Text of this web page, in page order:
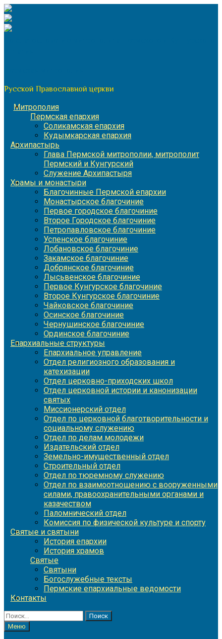
Перейти
к
содержимому
Русской Православной церкви
Митрополия
Пермская епархия
Соликамская епархия
Кудымкарская епархия
Архипастырь
Глава Пермской митрополии, митрополит
Пермский и Кунгурский
Служение Архипастыря
Храмы и монастыри
Благочинные Пермской епархии
Монастырское благочиние
Первое городское благочиние
Второе Городское благочиние
Петропавловское благочиние
Успенское благочиние
Лобановское благочиние
Закамское благочиние
Добрянское благочиние
Лысьвенское благочиние
Первое Кунгурское благочиние
Второе Кунгурское благочиние
Чайковское благочиние
Осинское благочиние
Чернушинское благочиние
Ординское благочиние
Епархиальные структуры
Епархиальное управление
Отдел религиозного образования и
катехизации
Отдел церковно-приходских школ
Отдел церковной истории и канонизации
святых
Миссионерский отдел
Отдел по церковной благотворительности и
социальному служению
Отдел по делам молодежи
Издательский отдел
Земельно-имущественный отдел
Строительный отдел
Отдел по тюремному служению
Отдел по взаимоотношению с вооруженными
силами, правоохранительными органами и
казачеством
Паломнический отдел
Комиссия по физической культуре и спорту
Святые и святыни
История епархии
История храмов
Святые
Святыни
Богослужебные тексты
Пермские епархиальные ведомости
Контакты
Найти:
Меню